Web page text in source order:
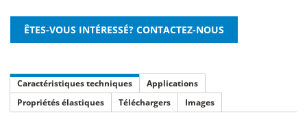
Caractéristiques techniques
Applications
Propriétés élastiques
Téléchargers Images